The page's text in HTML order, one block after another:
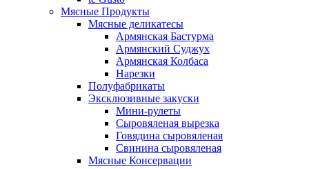
Мясные Продукты
Мясные деликатесы
Армянская Бастурма
Армянский Суджух
Армянская Колбаса
Нарезки
Полуфабрикаты
Эксклюзивные закуски
Мини-рулеты
Сыровяленая вырезка
Говядина сыровяленая
Свинина сыровяленая
Мясные Консервации